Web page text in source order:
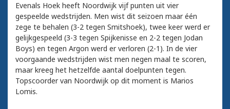
Evenals Hoek heeft Noordwijk vijf punten uit vier
gespeelde wedstrijden. Men wist dit seizoen maar één
zege te behalen (3-2 tegen Smitshoek), twee keer werd er
gelijkgespeeld (3-3 tegen Spijkenisse en 2-2 tegen Jodan
Boys) en tegen Argon werd er verloren (2-1). In de vier
voorgaande wedstrijden wist men negen maal te scoren,
maar kreeg het hetzelfde aantal doelpunten tegen.
Topscoorder van Noordwijk op dit moment is Marios
Lomis.